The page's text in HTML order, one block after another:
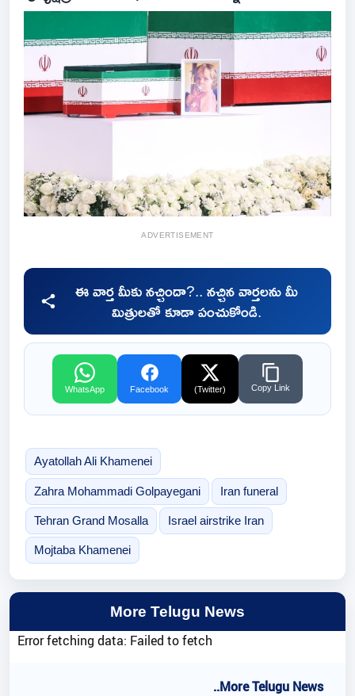
ADVERTISEMENT
ఈ వార్త మీకు నచ్చిందా?.. నచ్చిన వార్తలను మీ
మిత్రులతో కూడా పంచుకోండి.
WhatsApp Facebook (Twitter) Copy Link
Ayatollah Ali Khamenei
Zahra Mohammadi Golpayegani Iran funeral
Tehran Grand Mosalla Israel airstrike Iran
Mojtaba Khamenei
More Telugu News
Error fetching data: Failed to fetch
..More Telugu News